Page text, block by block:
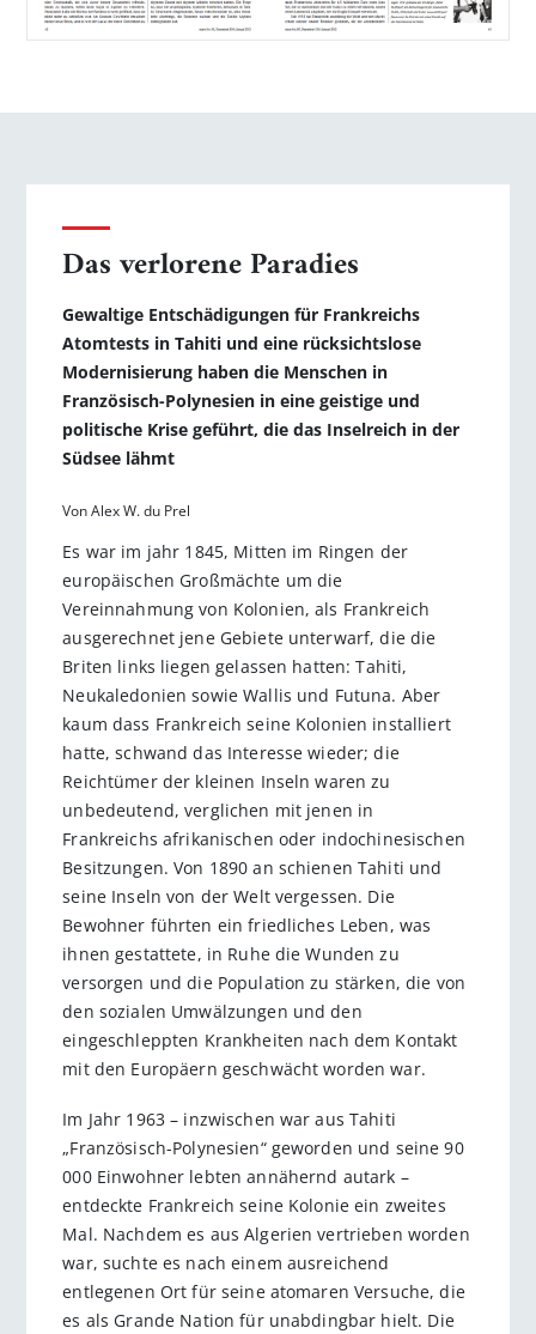
Das verlorene Paradies
Gewaltige Entschädigungen für Frankreichs
Atomtests in Tahiti und eine rücksichtslose
Modernisierung haben die Menschen in
Französisch-Polynesien in eine geistige und
politische Krise geführt, die das Inselreich in der
Südsee lähmt
Von Alex W. du Prel
Es war im jahr 1845, Mitten im Ringen der
europäischen Großmächte um die
Vereinnahmung von Kolonien, als Frankreich
ausgerechnet jene Gebiete unterwarf, die die
Briten links liegen gelassen hatten: Tahiti,
Neukaledonien sowie Wallis und Futuna. Aber
kaum dass Frankreich seine Kolonien installiert
hatte, schwand das Interesse wieder; die
Reichtümer der kleinen Inseln waren zu
unbedeutend, verglichen mit jenen in
Frankreichs afrikanischen oder indochinesischen
Besitzungen. Von 1890 an schienen Tahiti und
seine Inseln von der Welt vergessen. Die
Bewohner führten ein friedliches Leben, was
ihnen gestattete, in Ruhe die Wunden zu
versorgen und die Population zu stärken, die von
den sozialen Umwälzungen und den
eingeschleppten Krankheiten nach dem Kontakt
mit den Europäern geschwächt worden war.
Im Jahr 1963 – inzwischen war aus Tahiti
„Französisch-Polynesien“ geworden und seine 90
000 Einwohner lebten annähernd autark –
entdeckte Frankreich seine Kolonie ein zweites
Mal. Nachdem es aus Algerien vertrieben worden
war, suchte es nach einem ausreichend
entlegenen Ort für seine atomaren Versuche, die
es als Grande Nation für unabdingbar hielt. Die